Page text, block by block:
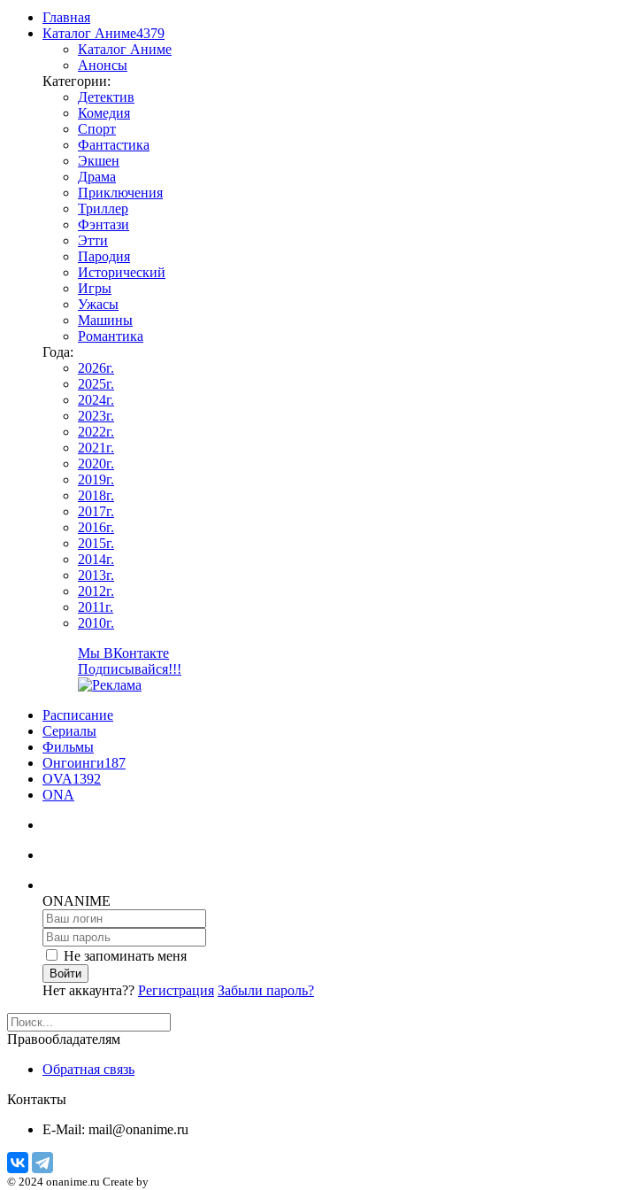
Главная
Каталог Аниме4379
Каталог Аниме
Анонсы
Категории:
Детектив
Комедия
Спорт
Фантастика
Экшен
Драма
Приключения
Триллер
Фэнтази
Этти
Пародия
Исторический
Игры
Ужасы
Машины
Романтика
Года:
2026г.
2025г.
2024г.
2023г.
2022г.
2021г.
2020г.
2019г.
2018г.
2017г.
2016г.
2015г.
2014г.
2013г.
2012г.
2011г.
2010г.
Мы ВКонтакте
Подписывайся!!!
Расписание
Сериалы
Фильмы
Онгоинги187
OVA1392
ONA
ONANIME
Не запоминать меня
Войти
Нет аккаунта?? Регистрация Забыли пароль?
Правообладателям
Обратная связь
Контакты
E-Mail: mail@onanime.ru
© 2024 onanime.ru Create by